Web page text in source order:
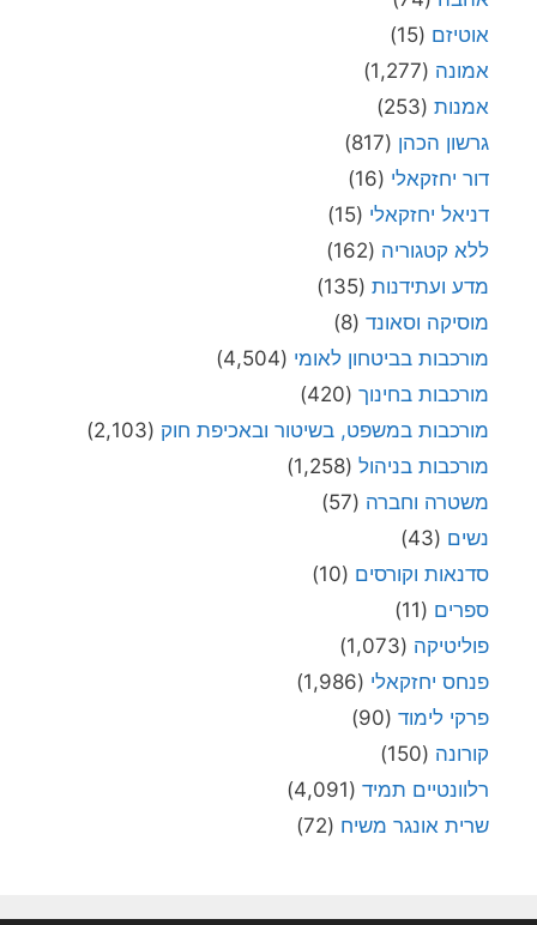
אוטיזם (15)
אמונה (1,277)
אמנות (253)
גרשון הכהן (817)
דור יחזקאלי (16)
דניאל יחזקאלי (15)
ללא קטגוריה (162)
מדע ועתידנות (135)
מוסיקה וסאונד (8)
מורכבות בביטחון לאומי (4,504)
מורכבות בחינוך (420)
מורכבות במשפט, בשיטור ובאכיפת חוק (2,103)
מורכבות בניהול (1,258)
משטרה וחברה (57)
נשים (43)
סדנאות וקורסים (10)
ספרים (11)
פוליטיקה (1,073)
פנחס יחזקאלי (1,986)
פרקי לימוד (90)
קורונה (150)
רלוונטיים תמיד (4,091)
שרית אונגר משיח (72)